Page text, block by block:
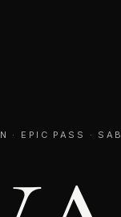
· EPIC PASS ·